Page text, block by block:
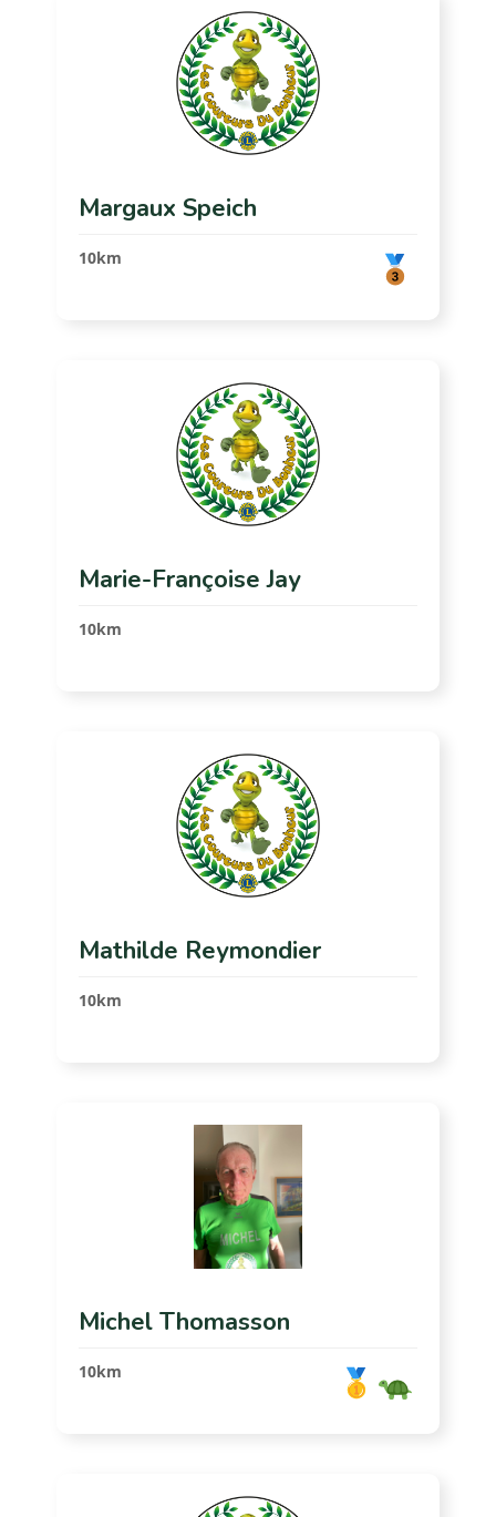
Margaux Speich
10km
Marie-Françoise Jay
10km
Mathilde Reymondier
10km
Michel Thomasson
10km